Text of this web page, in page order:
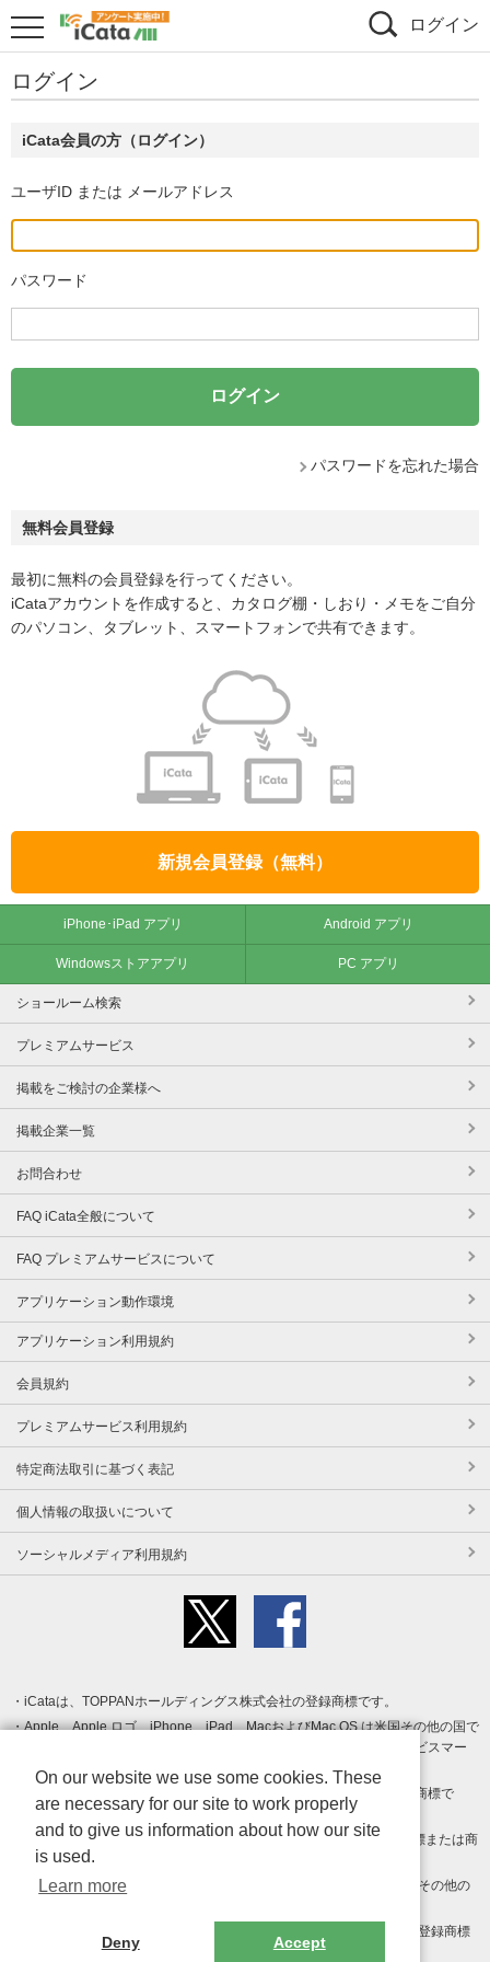
ログイン
ログイン
iCata会員の方（ログイン）
ユーザID または メールアドレス
パスワード
パスワードを忘れた場合
無料会員登録
最初に無料の会員登録を行ってください。
iCataアカウントを作成すると、カタログ棚・しおり・メモをご自分
のパソコン、タブレット、スマートフォンで共有できます。
新規会員登録（無料）
iPhone･iPad アプリ Android アプリ
Windowsストアアプリ PC アプリ
ショールーム検索
プレミアムサービス
掲載をご検討の企業様へ
掲載企業一覧
お問合わせ
FAQ iCata全般について
FAQ プレミアムサービスについて
アプリケーション動作環境
アプリケーション利用規約
会員規約
プレミアムサービス利用規約
特定商法取引に基づく表記
個人情報の取扱いについて
ソーシャルメディア利用規約
iCataは、TOPPANホールディングス株式会社の登録商標です。
Apple、Apple ロゴ、iPhone、iPad、MacおよびMac OS は米国その他の国で
登録された Apple Inc. の商標です。App Store は Apple Inc. のサービスマー
クです。
Android、Google Play および Google Play ロゴ は Google LLC の商標で
す。
Windows は Microsoft Inc.の米国およびその他の国における登録商標または商
標です。
Adobe、Adobe Reader、Adobe PDF は、Adobe Inc.の米国およびその他の
その他、記載されている会社名、商品名、ロゴは各社の商標または登録商標
On our website we use some cookies. These
are necessary for our site to work properly
and to give us information about how our site
is used.
Learn more
Deny Accept